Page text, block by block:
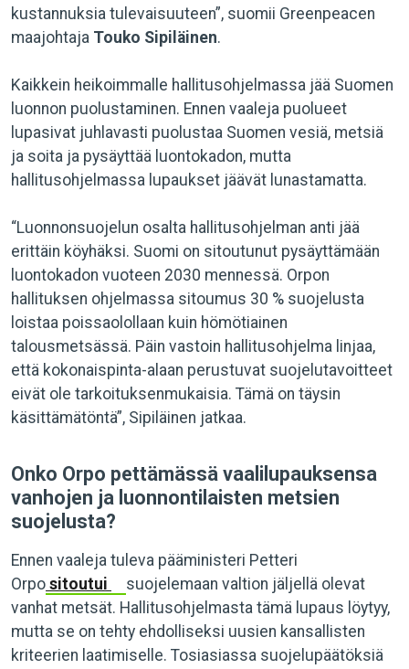
kustannuksia tulevaisuuteen”, suomii Greenpeacen
maajohtaja Touko Sipiläinen.
Kaikkein heikoimmalle hallitusohjelmassa jää Suomen
luonnon puolustaminen. Ennen vaaleja puolueet
lupasivat juhlavasti puolustaa Suomen vesiä, metsiä
ja soita ja pysäyttää luontokadon, mutta
hallitusohjelmassa lupaukset jäävät lunastamatta.
“Luonnonsuojelun osalta hallitusohjelman anti jää
erittäin köyhäksi. Suomi on sitoutunut pysäyttämään
luontokadon vuoteen 2030 mennessä. Orpon
hallituksen ohjelmassa sitoumus 30 % suojelusta
loistaa poissaolollaan kuin hömötiainen
talousmetsässä. Päin vastoin hallitusohjelma linjaa,
että kokonaispinta-alaan perustuvat suojelutavoitteet
eivät ole tarkoituksenmukaisia. Tämä on täysin
käsittämätöntä”, Sipiläinen jatkaa.
Onko Orpo pettämässä vaalilupauksensa
vanhojen ja luonnontilaisten metsien
suojelusta?
Ennen vaaleja tuleva pääministeri Petteri
Orpo sitoutui
suojelemaan valtion jäljellä olevat
vanhat metsät. Hallitusohjelmasta tämä lupaus löytyy,
mutta se on tehty ehdolliseksi uusien kansallisten
kriteerien laatimiselle. Tosiasiassa suojelupäätöksiä